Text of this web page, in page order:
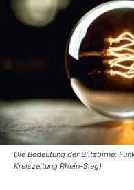
Die Bedeutung der Blitzbirne:
Kreiszeitung Rhein-Sieg)